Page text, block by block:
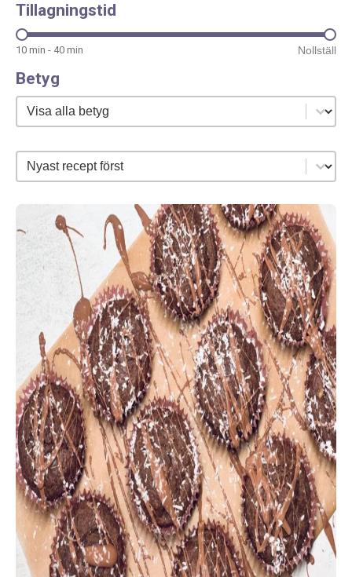
Tillagningstid
Tillagningstid
10 min - 40 min Nollställ
Betyg
Betyg
Betyg
Sortera efter